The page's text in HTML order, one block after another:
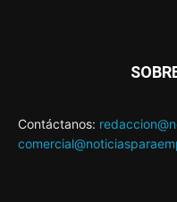
Contáctanos: